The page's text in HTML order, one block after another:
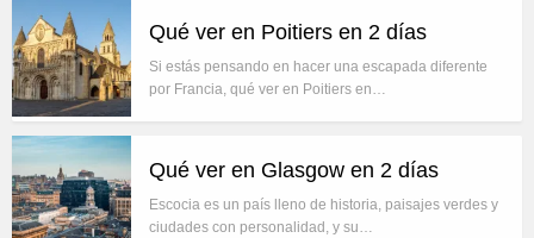
Qué ver en Poitiers en 2 días
Si estás pensando en hacer una escapada diferente
por Francia, qué ver en Poitiers en…
Qué ver en Glasgow en 2 días
Escocia es un país lleno de historia, paisajes verdes y
ciudades con personalidad, y su…